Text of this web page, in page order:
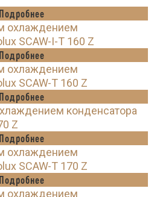
Подробнее
охлаждением
SCAW-I-T 160 Z
Подробнее
охлаждением
SCAW-T 160 Z
Подробнее
конденсатора
Z
Подробнее
охлаждением
SCAW-T 170 Z
Подробнее
охлаждением